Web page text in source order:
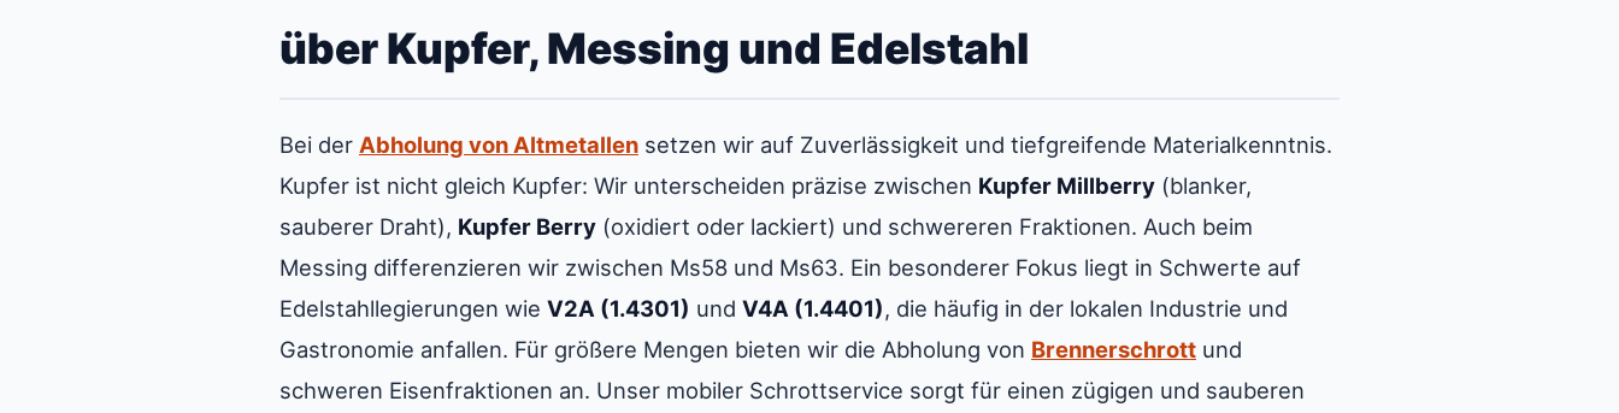
über Kupfer, Messing und Edelstahl
Bei der Abholung von Altmetallen setzen wir auf Zuverlässigkeit und tiefgreifende Materialkenntnis.
Kupfer ist nicht gleich Kupfer: Wir unterscheiden präzise zwischen Kupfer Millberry (blanker,
sauberer Draht), Kupfer Berry (oxidiert oder lackiert) und schwereren Fraktionen. Auch beim
Messing differenzieren wir zwischen Ms58 und Ms63. Ein besonderer Fokus liegt in Schwerte auf
Edelstahllegierungen wie V2A (1.4301) und V4A (1.4401), die häufig in der lokalen Industrie und
Gastronomie anfallen. Für größere Mengen bieten wir die Abholung von Brennerschrott und
schweren Eisenfraktionen an. Unser mobiler Schrottservice sorgt für einen zügigen und sauberen